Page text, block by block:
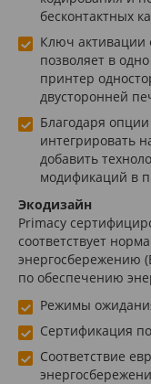
бесконтактных
Ключ активации
позволяет в
принтер
двусторонней
Благодаря
интегрировать
добавить
модификаций в
Экодизайн
Primacy
соответствует
энергосбережению
по обеспечению
Режимы
Сертификация по
Соответствие